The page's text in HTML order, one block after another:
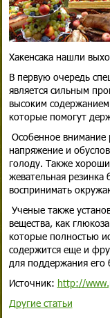
Хакенсака нашли
В первую очередь
является сильным
высоким
которые помогут
Особенное внимание
напряжение и
голоду. Также
жевательная
воспринимать
Ученые также
вещества, как
которые полностью
содержится еще и
для поддержания его
Источник: http://
Другие статьи